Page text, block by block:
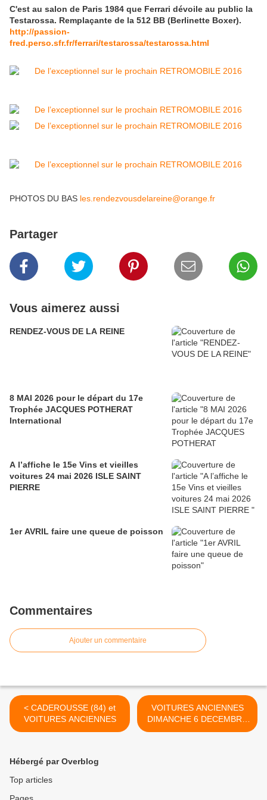
C'est au salon de Paris 1984 que Ferrari dévoile au public la
Testarossa. Remplaçante de la 512 BB (Berlinette Boxer).
http://passion-
fred.perso.sfr.fr/ferrari/testarossa/testarossa.html
PHOTOS DU BAS les.rendezvousdelareine@orange.fr
Partager
Vous aimerez aussi
RENDEZ-VOUS DE LA REINE
8 MAI 2026 pour le départ du 17e
Trophée JACQUES POTHERAT
International
A l’affiche le 15e Vins et vieilles
voitures 24 mai 2026 ISLE SAINT
PIERRE
1er AVRIL faire une queue de poisson
Commentaires
Ajouter un commentaire
< CADEROUSSE (84) et
VOITURES ANCIENNES
VOITURES ANCIENNES
DIMANCHE 6 DECEMBRE
A VERSAILLES (78) >
Hébergé par Overblog
Top articles